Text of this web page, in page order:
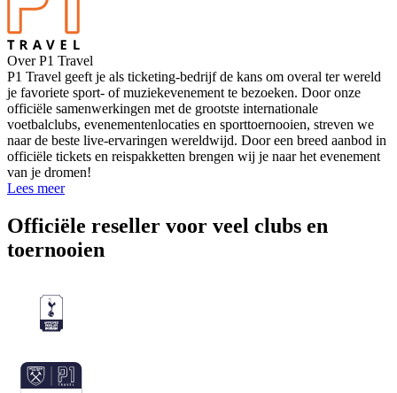
Over P1 Travel
P1 Travel geeft je als ticketing-bedrijf de kans om overal ter wereld
je favoriete sport- of muziekevenement te bezoeken. Door onze
officiële samenwerkingen met de grootste internationale
voetbalclubs, evenementenlocaties en sporttoernooien, streven we
naar de beste live-ervaringen wereldwijd. Door een breed aanbod in
officiële tickets en reispakketten brengen wij je naar het evenement
van je dromen!
Lees meer
Officiële reseller voor veel clubs en
toernooien